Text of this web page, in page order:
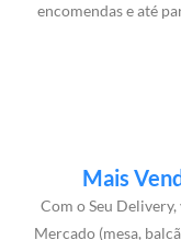
encomendas e até
Mais
Com o Seu
Mercado (mesa,